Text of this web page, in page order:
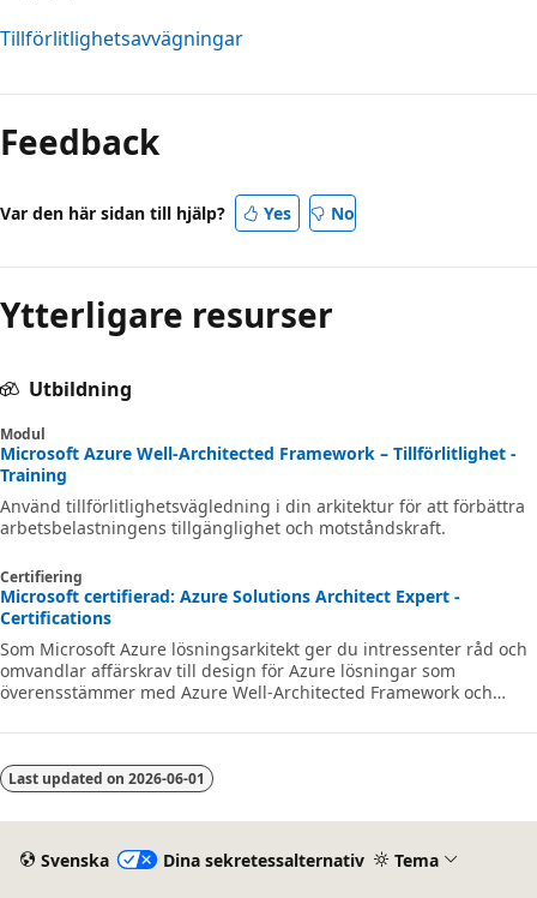
Tillförlitlighetsavvägningar
inaktiverat
Feedback
Var den här sidan till hjälp? Yes No
Ytterligare resurser
Utbildning
Modul
Microsoft Azure Well-Architected Framework – Tillförlitlighet -
Training
Använd tillförlitlighetsvägledning i din arkitektur för att förbättra
arbetsbelastningens tillgänglighet och motståndskraft.
Certifiering
Microsoft certifierad: Azure Solutions Architect Expert -
Certifications
Som Microsoft Azure lösningsarkitekt ger du intressenter råd och
omvandlar affärskrav till design för Azure lösningar som
överensstämmer med Azure Well-Architected Framework och
Last updated on 2026-06-01
Svenska Dina sekretessalternativ Tema